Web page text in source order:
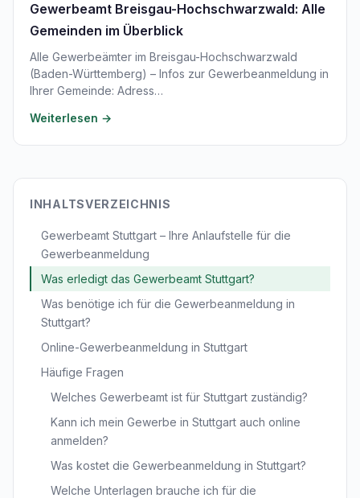
Gewerbeamt Breisgau-Hochschwarzwald: Alle
Gemeinden im Überblick
Alle Gewerbeämter im Breisgau-Hochschwarzwald
(Baden-Württemberg) – Infos zur Gewerbeanmeldung in
Ihrer Gemeinde: Adress…
Weiterlesen →
INHALTSVERZEICHNIS
Gewerbeamt Stuttgart – Ihre Anlaufstelle für die
Gewerbeanmeldung
Was erledigt das Gewerbeamt Stuttgart?
Was benötige ich für die Gewerbeanmeldung in
Stuttgart?
Online-Gewerbeanmeldung in Stuttgart
Häufige Fragen
Welches Gewerbeamt ist für Stuttgart zuständig?
Kann ich mein Gewerbe in Stuttgart auch online
anmelden?
Was kostet die Gewerbeanmeldung in Stuttgart?
Welche Unterlagen brauche ich für die